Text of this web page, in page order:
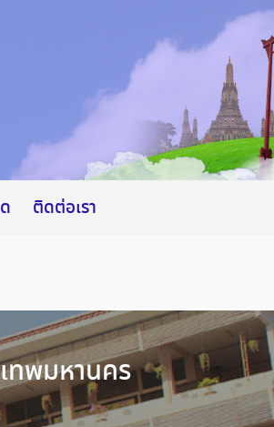
ติดต่อเรา
ทพมหานคร